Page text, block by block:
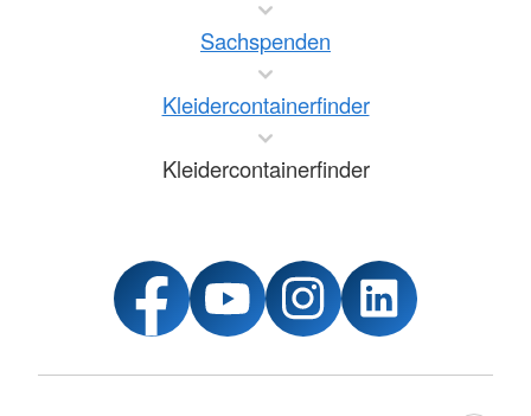
Sachspenden
Kleidercontainerfinder
Kleidercontainerfinder